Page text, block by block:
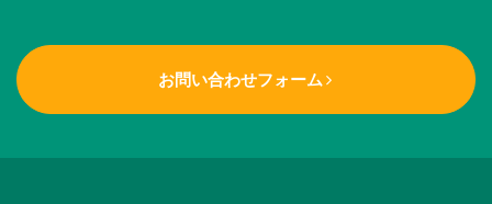
お問い合わせフォーム